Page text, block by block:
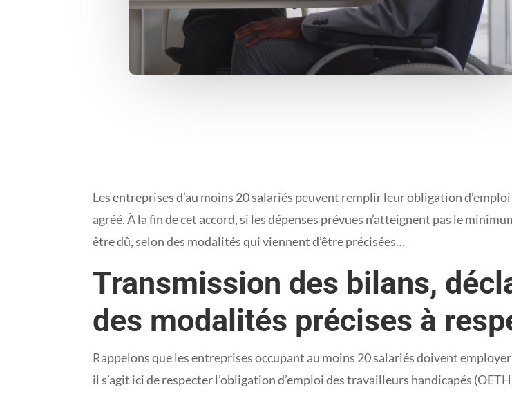
Les entreprises d’au moins 20 salariés peuvent remplir leur obligation
agréé. À la fin de cet accord, si les dépenses prévues n’atteignent pas le
être dû, selon des modalités qui viennent d’être précisées…
Transmission des bilans,
des modalités précises à
Rappelons que les entreprises occupant au moins 20 salariés doivent
il s’agit ici de respecter l’obligation d’emploi des travailleurs handicapés